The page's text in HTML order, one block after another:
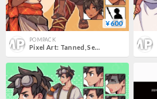
¥600
POMPACK
Pixel Art: Tanned, Semi-Nude Male with Spear - Hero/Adventurer, 10+ Expressions.